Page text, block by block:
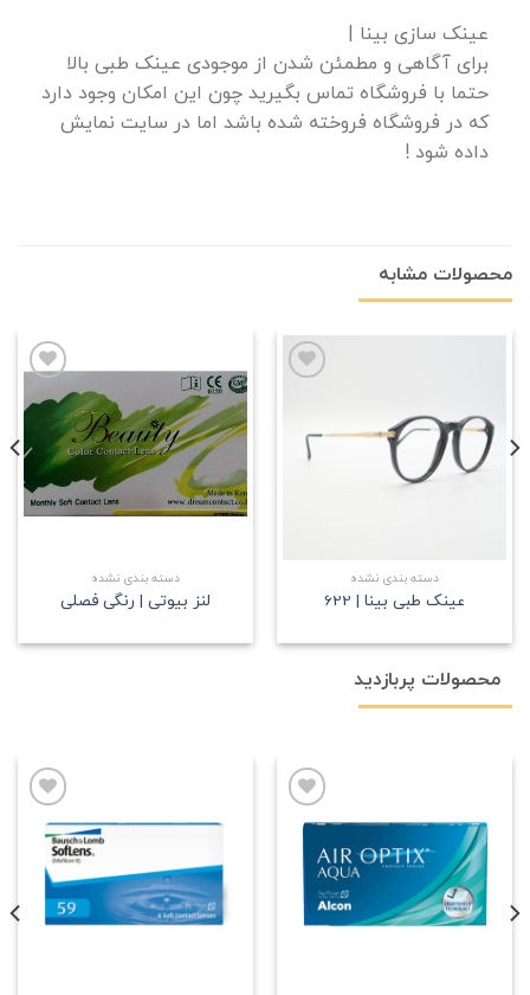
عینک سازی بینا |
برای آگاهی و مطمئن شدن از موجودی عینک طبی بالا
حتما با فروشگاه تماس بگیرید چون این امکان وجود دارد
که در فروشگاه فروخته شده باشد اما در سایت نمایش
داده شود !
محصولات مشابه
مندی
دسته بندی نشده
عینک طبی بینا | 622
علاقه
مندی
دسته بندی نشده
لنز بیوتی | رنگی فصلی
محصولات پربازدید
مندی
علاقه
مندی